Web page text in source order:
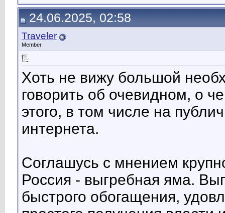
24.06.2025, 02:58
Traveler
Member
Хоть не вижу большой
говорить об очевидном, о
этого, в том числе на
интернета.
Соглашусь с мнением
Россия - выгребная яма.
быстрого обогащения,